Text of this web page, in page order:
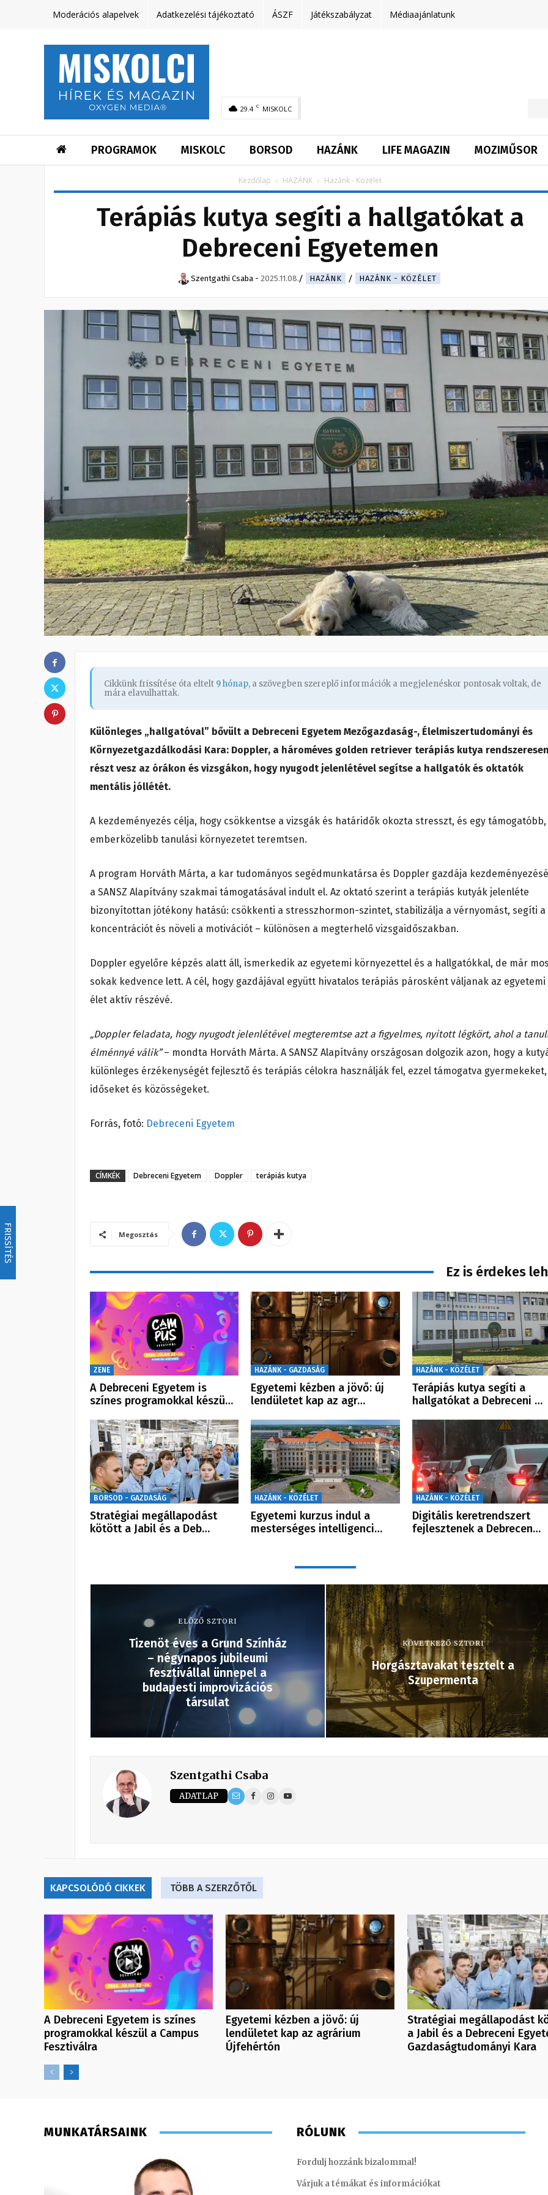
FRISSÍTÉS
Moderációs alapelvek Adatkezelési tájékoztató ÁSZF Játékszabályzat Médiaajánlatunk
29.4 C MISKOLC
PROGRAMOK MISKOLC BORSOD HAZÁNK LIFE MAGAZIN MOZIMŰSOR
Kezdőlap HAZÁNK Hazánk - Közélet
Terápiás kutya segíti a hallgatókat a
Debreceni Egyetemen
Szentgathi Csaba - 2025.11.08. HAZÁNK HAZÁNK - KÖZÉLET
Cikkünk frissítése óta eltelt 9 hónap, a szövegben szereplő információk a megjelenéskor pontosak voltak, de
mára elavulhattak.
Különleges „hallgatóval” bővült a Debreceni Egyetem Mezőgazdaság-, Élelmiszertudományi és
Környezetgazdálkodási Kara: Doppler, a hároméves golden retriever terápiás kutya rendszeresen
részt vesz az órákon és vizsgákon, hogy nyugodt jelenlétével segítse a hallgatók és oktatók
mentális jóllétét.
A kezdeményezés célja, hogy csökkentse a vizsgák és határidők okozta stresszt, és egy támogatóbb,
emberközelibb tanulási környezetet teremtsen.
A program Horváth Márta, a kar tudományos segédmunkatársa és Doppler gazdája
a SANSZ Alapítvány szakmai támogatásával indult el. Az oktató szerint a terápiás kutyák jelenléte
bizonyítottan jótékony hatású: csökkenti a stresszhormon-szintet, stabilizálja a vérnyomást, segíti a
koncentrációt és növeli a motivációt – különösen a megterhelő vizsgaidőszakban.
Doppler egyelőre képzés alatt áll, ismerkedik az egyetemi környezettel és a hallgatókkal, de már
sokak kedvence lett. A cél, hogy gazdájával együtt hivatalos terápiás párosként váljanak az egyetemi
élet aktív részévé.
„Doppler feladata, hogy nyugodt jelenlétével megteremtse azt a figyelmes, nyitott légkört, ahol a
élménnyé válik”– mondta Horváth Márta. A SANSZ Alapítvány országosan dolgozik azon, hogy a
különleges érzékenységét fejlesztő és terápiás célokra használják fel, ezzel támogatva gyermekeket,
időseket és közösségeket.
Forrás, fotó: Debreceni Egyetem
CÍMKÉK Debreceni Egyetem Doppler terápiás kutya
Megosztás
Ez is érdekes
ZENE
A Debreceni Egyetem is
színes programokkal készü…
HAZÁNK - GAZDASÁG
Egyetemi kézben a jövő: új
lendületet kap az agr…
HAZÁNK - KÖZÉLET
Terápiás kutya segíti a
hallgatókat a Debreceni …
BORSOD - GAZDASÁG
Stratégiai megállapodást
kötött a Jabil és a Deb…
HAZÁNK - KÖZÉLET
Egyetemi kurzus indul a
mesterséges intelligenci…
HAZÁNK - KÖZÉLET
Digitális keretrendszert
fejlesztenek a Debrecen…
ELŐZŐ SZTORI
Tizenöt éves a Grund Színház
– négynapos jubileumi
fesztivállal ünnepel a
budapesti improvizációs
társulat
KÖVETKEZŐ SZTORI
Horgásztavakat tesztelt a
Szupermenta
Szentgathi Csaba
ADATLAP
KAPCSOLÓDÓ CIKKEK TÖBB A SZERZŐTŐL
A Debreceni Egyetem is színes
programokkal készül a Campus
Fesztiválra
Egyetemi kézben a jövő: új
lendületet kap az agrárium
Újfehértón
Stratégiai megállapodást
a Jabil és a Debreceni
Gazdaságtudományi Kara
MUNKATÁRSAINK RÓLUNK
Fordulj hozzánk bizalommal!
Várjuk a témákat és információkat